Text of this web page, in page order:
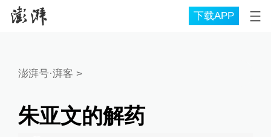
下载APP
澎湃号·湃客 >
朱亚文的解药